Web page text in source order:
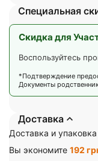
Специальная
Скидка для
Воспользуйтесь
*Подтверждение
Документы
Доставка
Доставка и
Вы экономите 192